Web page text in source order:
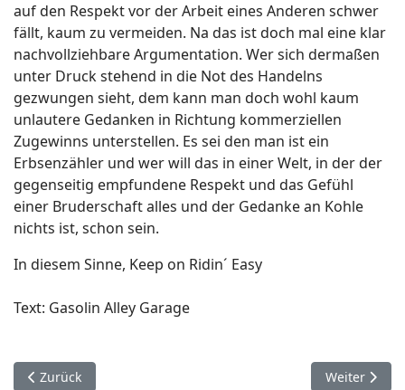
auf den Respekt vor der Arbeit eines Anderen schwer
fällt, kaum zu vermeiden. Na das ist doch mal eine klar
nachvollziehbare Argumentation. Wer sich dermaßen
unter Druck stehend in die Not des Handelns
gezwungen sieht, dem kann man doch wohl kaum
unlautere Gedanken in Richtung kommerziellen
Zugewinns unterstellen. Es sei den man ist ein
Erbsenzähler und wer will das in einer Welt, in der der
gegenseitig empfundene Respekt und das Gefühl
einer Bruderschaft alles und der Gedanke an Kohle
nichts ist, schon sein.
In diesem Sinne, Keep on Ridin´ Easy
Text: Gasolin Alley Garage
Vorheriger Beitrag: In der Schmiede
Zurück Nächster
Weiter